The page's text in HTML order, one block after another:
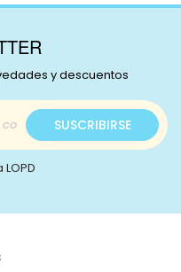
y descuentos
SUSCRIBIRSE